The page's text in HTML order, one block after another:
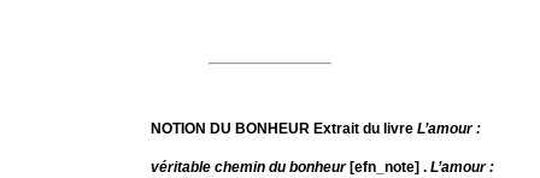
NOTION DU BONHEUR Extrait du livre L’amour :
véritable chemin du bonheur[efn_note] . L’amour :